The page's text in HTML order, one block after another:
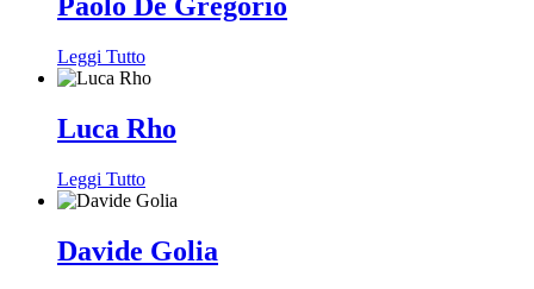
Paolo De Gregorio
Leggi Tutto
Luca Rho
Leggi Tutto
Davide Golia